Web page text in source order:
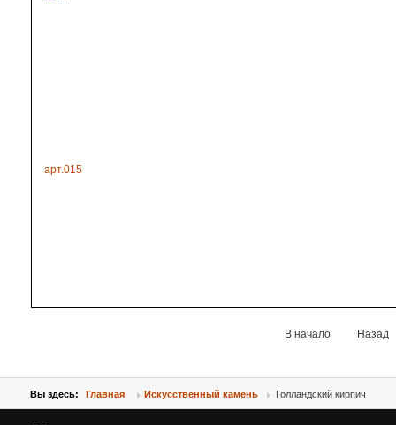
арт.015
В начало Назад
Вы здесь: Главная Искусственный камень Голландский кирпич